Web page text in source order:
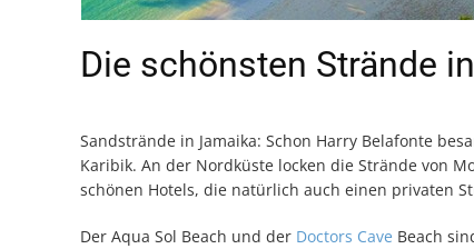
Die schönsten Strände
Sandstrände in Jamaika: Schon Harry Belafonte
Karibik. An der Nordküste locken die Strände von
schönen Hotels, die natürlich auch einen privaten
Der Aqua Sol Beach und der Doctors Cave Beach